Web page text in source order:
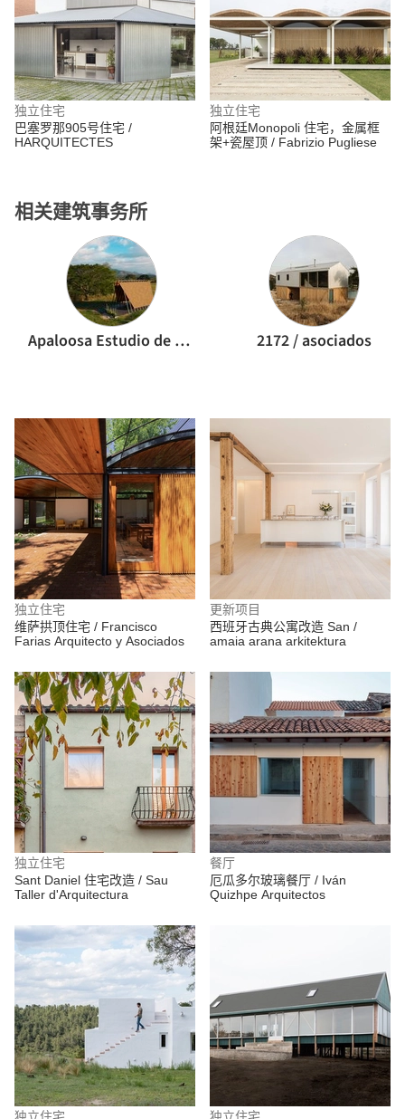
独立住宅
巴塞罗那905号住宅 /
HARQUITECTES
相关建筑事务所
Apaloosa Estudio de Arquitectura y Diseño 2172 / asociados
独立住宅
阿根廷Monopoli 住宅，金属框
架+瓷屋顶 / Fabrizio Pugliese
独立住宅
维萨拱顶住宅 / Francisco
Farias Arquitecto y Asociados
更新项目
西班牙古典公寓改造 San /
amaia arana arkitektura
独立住宅
Sant Daniel 住宅改造 / Sau
Taller d'Arquitectura
餐厅
厄瓜多尔玻璃餐厅 / Iván
Quizhpe Arquitectos